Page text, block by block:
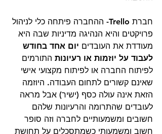
חברת Trello- ההחברה פיתחה כלי לניהול
פרויקטים והיא הנהיגה מדיניות שבה היא
מעודדת את העובדים יום אחד בחודש
לעבוד על יוזמות או רעיונות התורמים
לפיתוח החברה או לפיתוח מקצועי אישי
שאינם קשורים לתחום העבודה. היוזמה
הזאת אינה עולה כסף (ישיר) אבל מראה
לעובדים שהתרומה והרעיונות שלהם
חשובים ומשמעותיים לחברה וזה סופר
חשוב ומשמעותי כשמתסכלים על תחושת